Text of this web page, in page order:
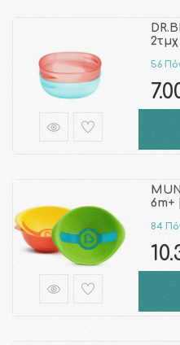
2τμχ
56
6m+
84